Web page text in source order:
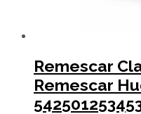
Remescar
Remescar